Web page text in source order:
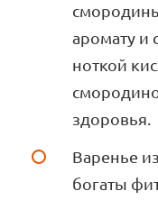
аромату и
ноткой
здоровья.
Варенье
богаты